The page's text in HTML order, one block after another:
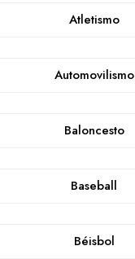
Atletismo
Automovilismo
Baloncesto
Baseball
Béisbol